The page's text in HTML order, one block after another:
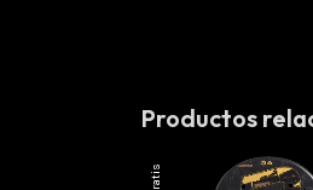
Productos